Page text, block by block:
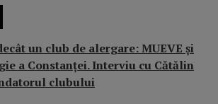
un club de alergare: MUEVE și
a Constanței. Interviu cu Cătălin
clubului